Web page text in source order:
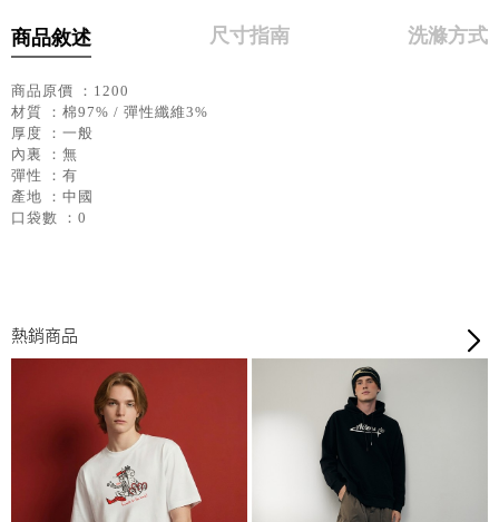
商品敘述 尺寸指南 洗滌方式
商品原價 ：1200
材質 ：棉97% / 彈性纖維3%
厚度 ：一般
內裏 ：無
彈性 ：有
產地 ：中國
口袋數 ：0
熱銷商品